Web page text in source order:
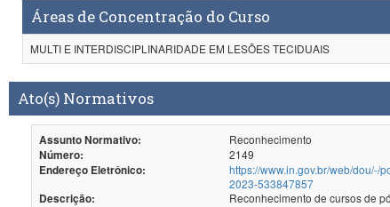
Áreas de Concentração do Curso
MULTI E INTERDISCIPLINARIDADE EM LESÕES TECIDUAIS
Ato(s) Normativos
Assunto Normativo: Reconhecimento
Número:
2149
Endereço Eletrônico:
https://www.in.gov.br/web/dou/-/
2023-533847857
Descrição: